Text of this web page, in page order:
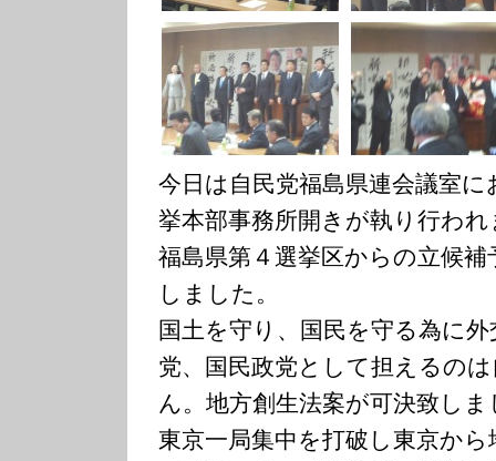
今日は自民党福島県連会議室
挙本部事務所開きが執り行わ
福島県第４選挙区からの立候
しました。
国土を守り、国民を守る為に
党、国民政党として担えるの
ん。地方創生法案が可決致しま
東京一局集中を打破し東京か